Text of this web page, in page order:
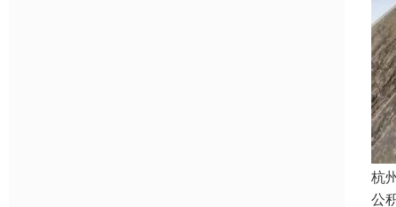
杭
公